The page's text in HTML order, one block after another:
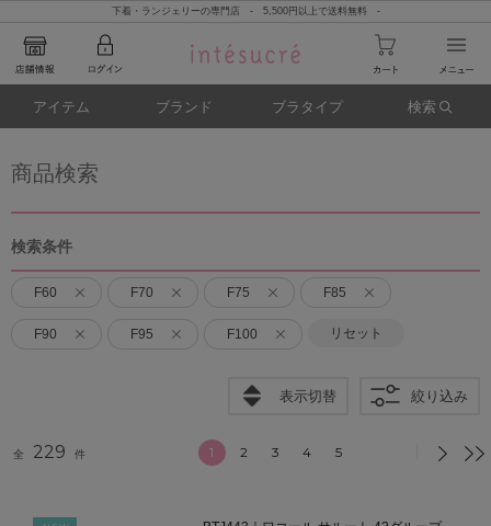
下着・ランジェリーの専門店 - 5,500円以上で送料無料 -
アイテム ブランド ブラタイプ 検索
商品検索
検索条件
F60 F70 F75 F85
F90 F95 F100 リセット
表示切替 絞り込み
全 229 件 1 2 3 4 5